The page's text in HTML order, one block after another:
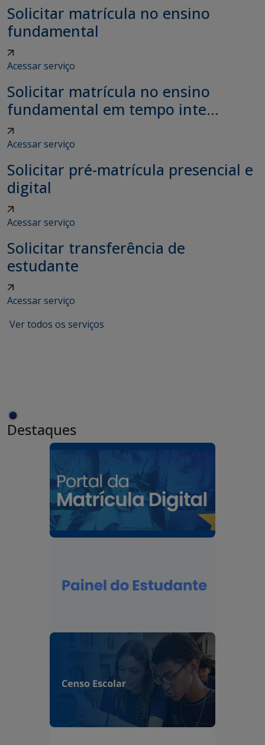
Solicitar matrícula no ensino
fundamental
Acessar serviço
Solicitar matrícula no ensino
fundamental em tempo inte...
Acessar serviço
Solicitar pré-matrícula presencial e
digital
Acessar serviço
Solicitar transferência de
estudante
Acessar serviço
Ver todos os serviços
Destaques